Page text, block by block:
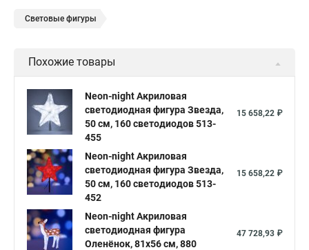
Световые фигуры
Похожие товары
Neon-night Акриловая
светодиодная фигура Звезда,
50 см, 160 светодиодов 513-
455
15 658,22 ₽
Neon-night Акриловая
светодиодная фигура Звезда,
50 см, 160 светодиодов 513-
452
15 658,22 ₽
Neon-night Акриловая
светодиодная фигура
Оленёнок, 81х56 см, 880
47 728,93 ₽